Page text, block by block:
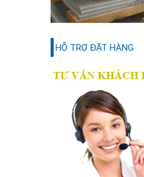
HỖ TRỢ ĐẶT HÀNG